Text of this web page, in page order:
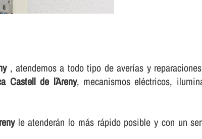
, atendemos a todo tipo de averí­as y
Castell de l´Areny, mecanismos eléctricos,
le atenderán lo más rápido posible y con un